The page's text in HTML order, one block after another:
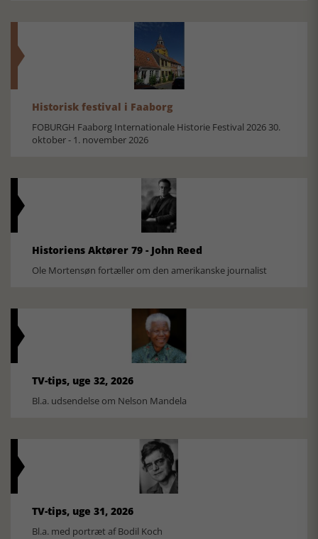
Historisk festival i Faaborg
FOBURGH Faaborg Internationale Historie Festival 2026 30.
oktober - 1. november 2026
Historiens Aktører 79 - John Reed
Ole Mortensøn fortæller om den amerikanske journalist
TV-tips, uge 32, 2026
Bl.a. udsendelse om Nelson Mandela
TV-tips, uge 31, 2026
Bl.a. med portræt af Bodil Koch